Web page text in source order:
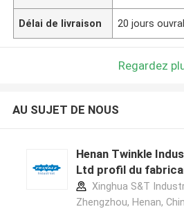
Délai de livraison 20 jours
Regardez
AU SUJET DE NOUS
Henan Twinkle
Ltd profil du
Xinghua S&T
Zhengzhou, Henan,